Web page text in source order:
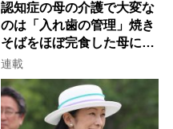
認知症の母の介護で大変な
のは「入れ歯の管理」焼き
そばをほぼ完食した母に息
子が血の気が引いた理由
連載